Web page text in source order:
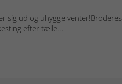
sig ud og uhygge venter!Broderes
efter tælle...